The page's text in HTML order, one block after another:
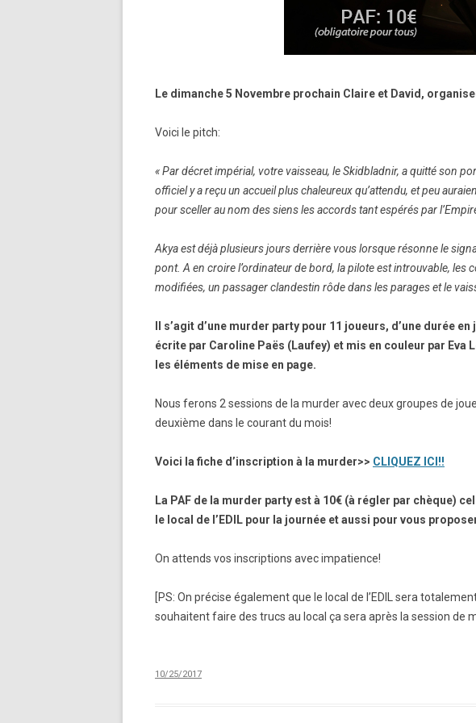
Le dimanche 5 Novembre prochain Claire et David,
Voici le pitch:
« Par décret impérial, votre vaisseau, le Skidbladnir, a quitté son
officiel y a reçu un accueil plus chaleureux qu’attendu, et peu
pour sceller au nom des siens les accords tant espérés par
Akya est déjà plusieurs jours derrière vous lorsque résonne le
pont. A en croire l’ordinateur debord, la pilote est introuvable, les
modifiées, un passager clandestin rôde dans les parages et le
Il s’agit d’une murder party pour 11 joueurs, d’une durée
écrite par Caroline Paës (Laufey) et mis en couleur par
les éléments de mise en page.
Nous ferons 2 sessions de la murder avec deux groupes de
deuxième dans le courant du mois!
Voici la fiche d’inscription à la murder>> CLIQUEZ ICI!!
La PAF de la murder party est à 10€ (à régler par chèque)
le local de l’EDIL pour la journée et aussi pour vous
On attends vos inscriptions avec impatience!
[PS: On précise également que le local de l’EDIL sera
souhaitent faire des trucs au local ça sera après la session de
10/25/2017